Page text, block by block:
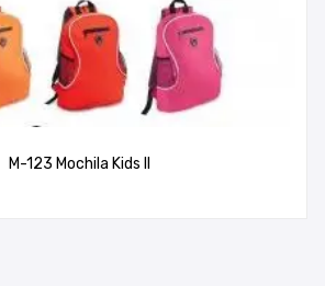
M-123 Mochila Kids II